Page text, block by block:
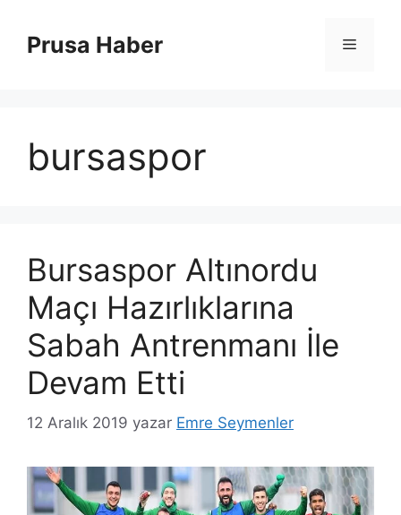
Prusa Haber Menü
bursaspor
Bursaspor Altınordu
Maçı Hazırlıklarına
Sabah Antrenmanı İle
Devam Etti
12 Aralık 2019 yazar Emre Seymenler